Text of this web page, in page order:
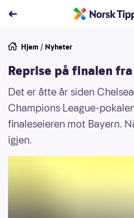
Hjem / Nyheter
Reprise på finalen
Det er åtte år siden
Champions League-
finaleseieren mot Bayern.
igjen.